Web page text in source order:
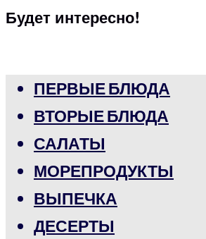
Будет интересно!
ПЕРВЫЕ БЛЮДА
ВТОРЫЕ БЛЮДА
САЛАТЫ
МОРЕПРОДУКТЫ
ВЫПЕЧКА
ДЕСЕРТЫ